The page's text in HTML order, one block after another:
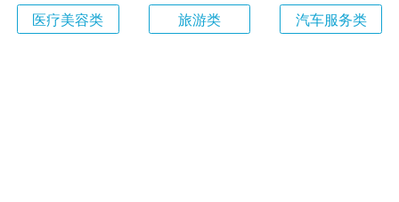
医疗美容类 旅游类 汽车服务类